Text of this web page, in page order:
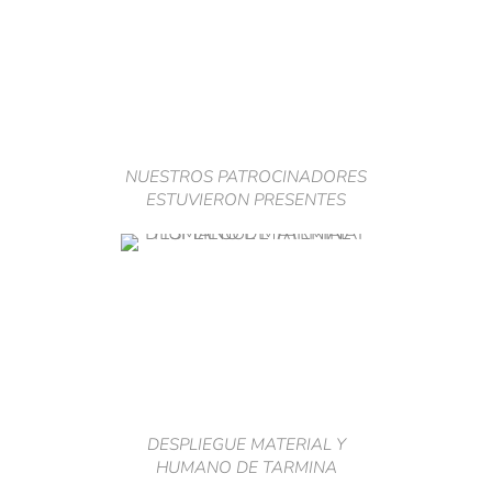
NUESTROS PATROCINADORES
ESTUVIERON PRESENTES
DESPLIEGUE MATERIAL Y
HUMANO DE TARMINA